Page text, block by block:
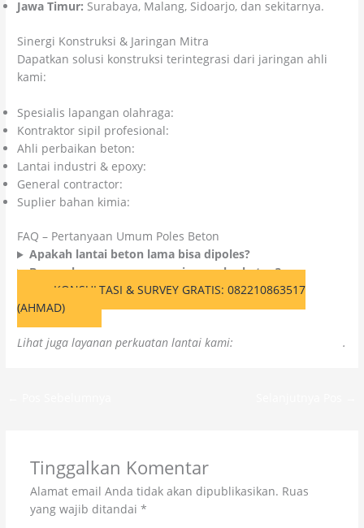
Jawa Timur: Surabaya, Malang, Sidoarjo, dan sekitarnya.
Sinergi Konstruksi & Jaringan Mitra
Dapatkan solusi konstruksi terintegrasi dari jaringan ahli
kami:
Spesialis lapangan olahraga:
Kontraktor sipil profesional:
Ahli perbaikan beton:
Lantai industri & epoxy:
General contractor:
Suplier bahan kimia:
FAQ – Pertanyaan Umum Poles Beton
Apakah lantai beton lama bisa dipoles?
Berapa lama proses pengerjaan poles beton?
KONSULTASI & SURVEY GRATIS: 082210863517
(AHMAD)
Lihat juga layanan perkuatan lantai kami: Coring Beton Jakarta.
Tinggalkan Komentar
Alamat email Anda tidak akan dipublikasikan. Ruas
yang wajib ditandai *